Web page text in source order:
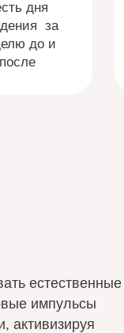
дня
за
до и
после
естественные
импульсы
активизируя